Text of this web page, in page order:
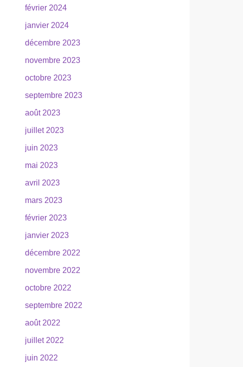
février 2024
janvier 2024
décembre 2023
novembre 2023
octobre 2023
septembre 2023
août 2023
juillet 2023
juin 2023
mai 2023
avril 2023
mars 2023
février 2023
janvier 2023
décembre 2022
novembre 2022
octobre 2022
septembre 2022
août 2022
juillet 2022
juin 2022